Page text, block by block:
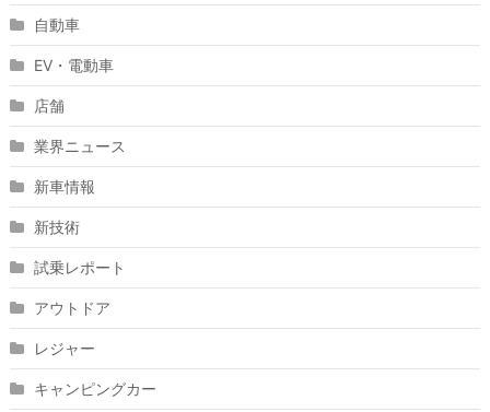
自動車
EV・電動車
店舗
業界ニュース
新車情報
新技術
試乗レポート
アウトドア
レジャー
キャンピングカー